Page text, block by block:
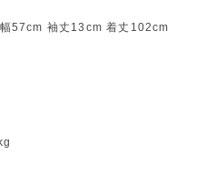
57cm 袖丈13cm 着丈102cm